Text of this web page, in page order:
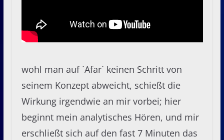
wohl man auf `Afar` keinen Schritt von
seinem Konzept abweicht, schießt die
Wirkung irgendwie an mir vorbei; hier
beginnt mein analytisches Hören, und mir
erschließt sich auf den fast 7 Minuten das